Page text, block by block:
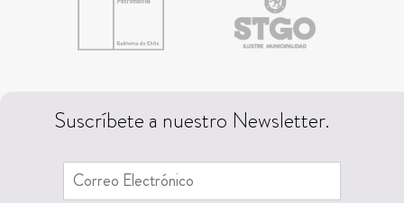
Suscríbete a nuestro Newsletter.